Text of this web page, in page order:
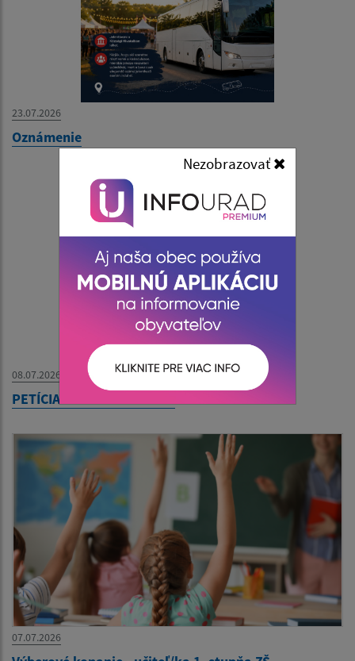
Nezobrazovať
23.07.2026
Oznámenie
08.07.2026
PETÍCIA - Slovenská Pošta
07.07.2026